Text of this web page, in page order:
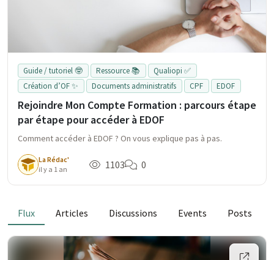
Guide / tutoriel 🤓 Ressource 📚
Qualiopi ✅
Création d’OF ✨
Documents administratifs CPF EDOF
Rejoindre Mon Compte Formation : parcours étape
par étape pour accéder à EDOF
Comment accéder à EDOF ? On vous explique pas à pas.
La Rédac'
il y a 1 an
1103 0
Flux Articles Discussions Events Posts